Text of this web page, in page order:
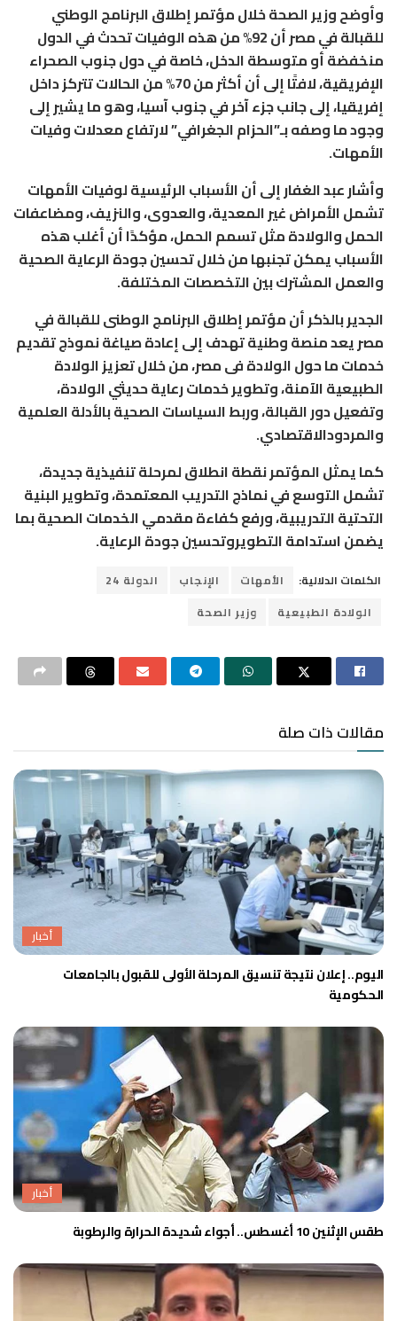
وأوضح وزير الصحة خلال مؤتمر إطلاق البرنامج الوطني
للقبالة في مصر أن 92% من هذه الوفيات تحدث في الدول
منخفضة أو متوسطة الدخل، خاصة في دول جنوب الصحراء
الإفريقية، لافتًا إلى أن أكثر من 70% من الحالات تتركز داخل
إفريقيا، إلى جانب جزء آخر في جنوب آسيا، وهو ما يشير إلى
وجود ما وصفه بـ”الحزام الجغرافي” لارتفاع معدلات وفيات
الأمهات.
وأشار عبد الغفار إلى أن الأسباب الرئيسية لوفيات الأمهات
تشمل الأمراض غير المعدية، والعدوى، والنزيف، ومضاعفات
الحمل والولادة مثل تسمم الحمل، مؤكدًا أن أغلب هذه
الأسباب يمكن تجنبها من خلال تحسين جودة الرعاية الصحية
والعمل المشترك بين التخصصات المختلفة.
الجدير بالذكر أن مؤتمر إطلاق البرنامج الوطنى للقبالة في
مصر يعد منصة وطنية تهدف إلى إعادة صياغة نموذج تقديم
خدمات ما حول الولادة فى مصر، من خلال تعزيز الولادة
الطبيعية الآمنة، وتطوير خدمات رعاية حديثي الولادة،
وتفعيل دور القبالة، وربط السياسات الصحية بالأدلة العلمية
والمردودالاقتصادي.
كما يمثل المؤتمر نقطة انطلاق لمرحلة تنفيذية جديدة،
تشمل التوسع في نماذج التدريب المعتمدة، وتطوير البنية
التحتية التدريبية، ورفع كفاءة مقدمي الخدمات الصحية بما
يضمن استدامة التطويروتحسين جودة الرعاية.
الكلمات الدلالية: الأمهات الإنجاب
الدولة 24
الولادة الطبيعية
وزير الصحة
مقالات ذات صلة
أخبار
اليوم.. إعلان نتيجة تنسيق المرحلة الأولى للقبول بالجامعات
الحكومية
أخبار
طقس الإثنين 10 أغسطس.. أجواء شديدة الحرارة والرطوبة